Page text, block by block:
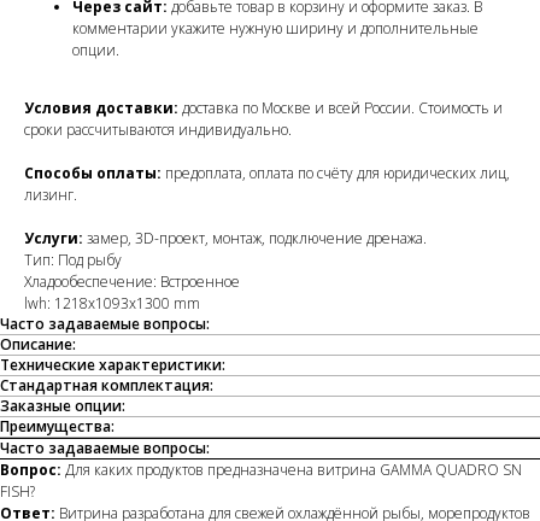
Через сайт: добавьте товар в корзину и оформите заказ. В
комментарии укажите нужную ширину и дополнительные
опции.
Условия доставки: доставка по Москве и всей России. Стоимость и
сроки рассчитываются индивидуально.
Способы оплаты: предоплата, оплата по счёту для юридических лиц,
лизинг.
Услуги: замер, 3D-проект, монтаж, подключение дренажа.
Тип: Под рыбу
Хладообеспечение: Встроенное
lwh: 1218x1093x1300 mm
Часто задаваемые вопросы:
Описание:
Технические характеристики:
Стандартная комплектация:
Заказные опции:
Преимущества:
Часто задаваемые вопросы:
Вопрос: Для каких продуктов предназначена витрина GAMMA QUADRO SN
FISH?
Ответ: Витрина разработана для свежей охлаждённой рыбы, морепродуктов